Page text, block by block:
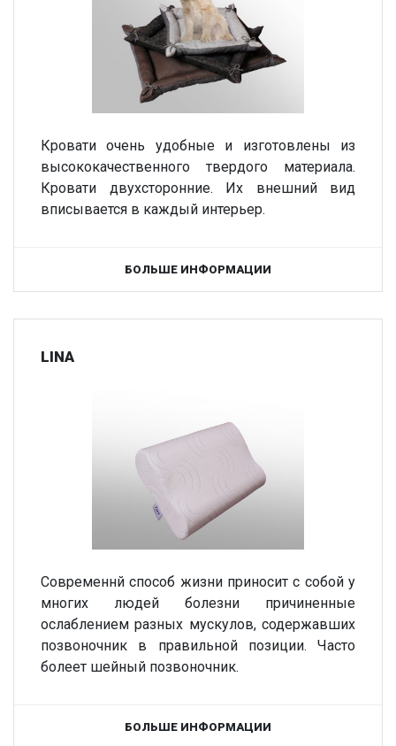
Кровати очень удобные и изготовлены из
высококачественного твердого материала.
Кровати двухсторонние. Их внешний вид
вписывается в каждый интерьер.
БОЛЬШЕ ИНФОРМАЦИИ
LINA
Современнй способ жизни приносит с собой у
многих людей болезни причиненные
ослаблением разных мускулов, содержавших
позвоночник в правильной позиции. Часто
болеет шейный позвоночник.
БОЛЬШЕ ИНФОРМАЦИИ